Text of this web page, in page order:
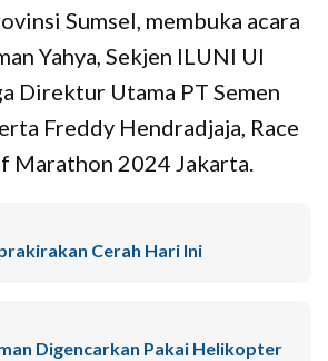
Sumsel, membuka acara
Yahya, Sekjen ILUNI UI
Direktur Utama PT Semen
Freddy Hendradjaja, Race
Marathon 2024 Jakarta.
Cerah Hari Ini
Digencarkan Pakai Helikopter